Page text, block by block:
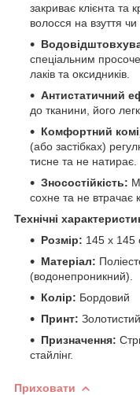
закриває клієнта та
волосся на взуття чи
спеціальним
лаків та оксидників.
Антистатичний
до тканини, його
Комфортний
(або застібках)
тисне та не натирає.
Зносостійкість:
сохне та не втрачає
Технічні
Розмір: 145 х 145
Матеріал:
(водонепроникний).
Колір: Бордовий
Принт: Золотистий.
Призначення:
стайлінг.
Приховати